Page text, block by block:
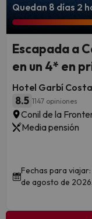
Quedan 8 días 2
Escapada a
en un 4* en
Hotel Garbí
8.5 1147 opiniones
Conil de la
Media pensión
Fechas para
de agosto de 2026.